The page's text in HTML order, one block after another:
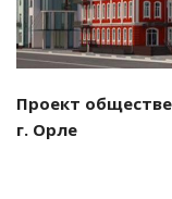
Проект
г. Орле